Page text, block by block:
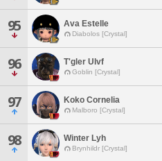
95 Ava Estelle
Diabolos [Crystal]
96 T'gler Ulvf
Goblin [Crystal]
97 Koko Cornelia
Malboro [Crystal]
98 Winter Lyh
Brynhildr [Crystal]